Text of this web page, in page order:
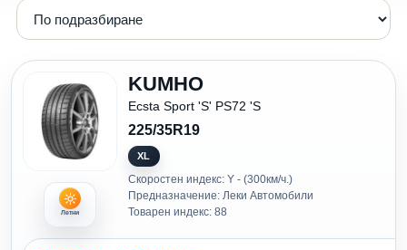
Летни
KUMHO
Ecsta Sport 'S' PS72 'S
225/35R19
XL
Скоростен индекс: Y - (300км/ч.)
Предназначение: Леки Автомобили
Товарен индекс: 88